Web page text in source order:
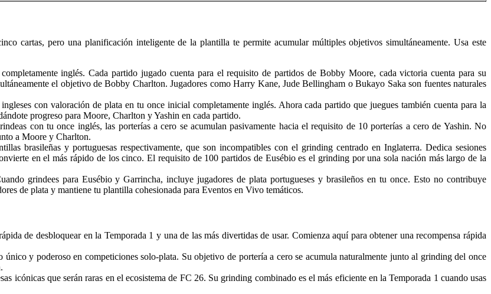
cartas, pero una planificación inteligente de la plantilla te permite acumular múltiples objetivos simultáneamente. Usa este
inglés. Cada partido jugado cuenta para el requisito de partidos de Bobby Moore, cada victoria cuenta para su
el objetivo de Bobby Charlton. Jugadores como Harry Kane, Jude Bellingham o Bukayo Saka son fuentes naturales
con valoración de plata en tu once inicial completamente inglés. Ahora cada partido que juegues también cuenta para la
progreso para Moore, Charlton y Yashin en cada partido.
con tu once inglés, las porterías a cero se acumulan pasivamente hacia el requisito de 10 porterías a cero de Yashin. No
a Moore y Charlton.
brasileñas y portuguesas respectivamente, que son incompatibles con el grinding centrado en Inglaterra. Dedica sesiones
en el más rápido de los cinco. El requisito de 100 partidos de Eusébio es el grinding por una sola nación más largo de la
grindees para Eusébio y Garrincha, incluye jugadores de plata portugueses y brasileños en tu once. Esto no contribuye
de plata y mantiene tu plantilla cohesionada para Eventos en Vivo temáticos.
de desbloquear en la Temporada 1 y una de las más divertidas de usar. Comienza aquí para obtener una recompensa rápida
único y poderoso en competiciones solo-plata. Su objetivo de portería a cero se acumula naturalmente junto al grinding del once
icónicas que serán raras en el ecosistema de FC 26. Su grinding combinado es el más eficiente en la Temporada 1 cuando usas